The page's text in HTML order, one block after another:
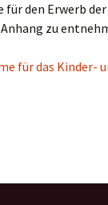
für den Erwerb
zu
für das Kinder-